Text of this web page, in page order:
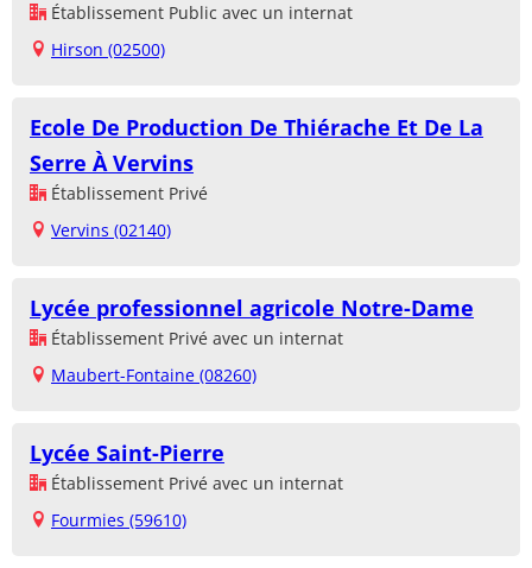
Établissement Public avec un internat
Hirson (02500)
Ecole De Production De Thiérache Et De La
Serre À Vervins
Établissement Privé
Vervins (02140)
Lycée professionnel agricole Notre-Dame
Établissement Privé avec un internat
Maubert-Fontaine (08260)
Lycée Saint-Pierre
Établissement Privé avec un internat
Fourmies (59610)